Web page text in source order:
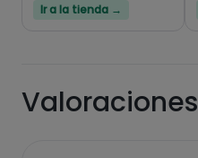
Ir a la tienda →
Valoraciones